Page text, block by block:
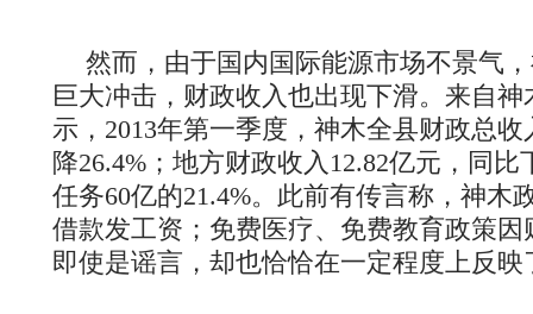
然而，由于国内国际能源市场不景气
巨大冲击，财政收入也出现下滑。来自
示，2013年第一季度，神木全县财政总收
降26.4%；地方财政收入12.82亿元，同比
任务60亿的21.4%。此前有传言称，神木
借款发工资；免费医疗、免费教育政策
即使是谣言，却也恰恰在一定程度上反